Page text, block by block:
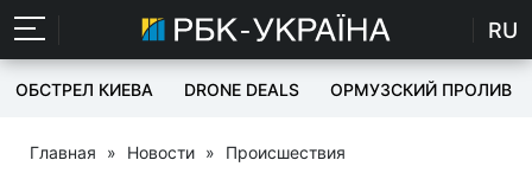
RU
ОБСТРЕЛ КИЕВА DRONE DEALS ОРМУЗСКИЙ ПРОЛИВ
Главная » Новости » Происшествия